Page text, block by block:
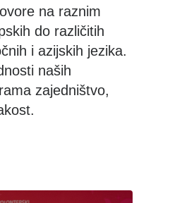
na raznim
do različitih
i azijskih jezika.
naših
zajedništvo,